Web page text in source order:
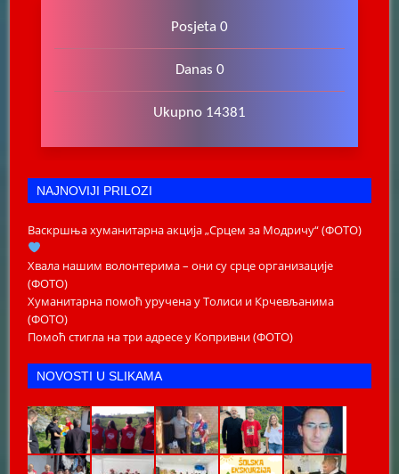
Posjeta 0
Danas 0
Ukupno 14381
NAJNOVIJI PRILOZI
Васкршња хуманитарна акција „Срцем за Модричу“ (ФОТО)
Хвала нашим волонтерима – они су срце организације
(ФОТО)
Хуманитарна помоћ уручена у Толиси и Крчевљанима
(ФОТО)
Помоћ стигла на три адресе у Копривни (ФОТО)
NOVOSTI U SLIKAMA